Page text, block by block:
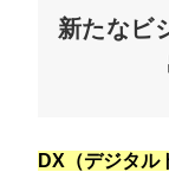
新たなビ
DX（デジタル